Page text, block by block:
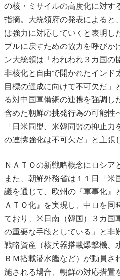
の核・ミサイルの高度化に対す
指摘。大統領府の発表によると
は強力に対応していくと表明し
ブルに戻すための協力を呼びか
ン大統領は「われわれ３カ国の
非核化と自由で開かれたインド
目標の達成に向けて不可欠だ」
る対中国軍備網の連携を強調し
含めた朝鮮の挑発行為の可能性
「日米同盟、米韓同盟の抑止
の連携強化は不可欠だ」と主張
ＮＡＴＯの新戦略概念にロシア
また、朝鮮外務省は１１日「米
議を通じて、欧州の『軍事化』
ＡＴＯ化』を実現し、中ロを同
ており、米日南（韓国）３カ国
の重要な手段としている」と非
戦略資産（核兵器搭載爆撃機、
ＢＭ搭載潜水艦など）が動員さ
施される場合、朝鮮の対応措置